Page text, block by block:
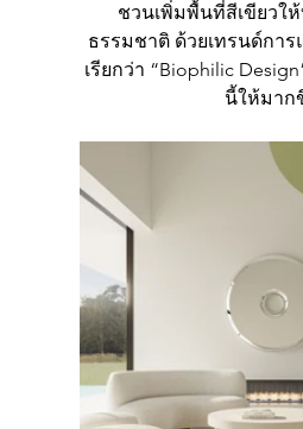
ชวนเพิ่มพื้นที่สีเขียวใ
ธรรมชาติ ด้วยเทรนด์กา
เรียกว่า “Biophilic
นี้ให้มาก